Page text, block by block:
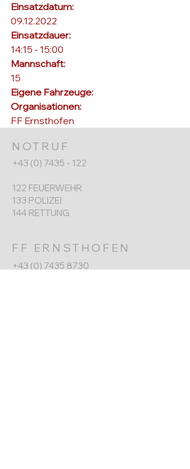
Einsatzdatum:
09.12.2022
Einsatzdauer:
14:15 - 15:00
Mannschaft:
15
Eigene Fahrzeuge:
Organisationen:
FF Ernsthofen
NOTRUF
+43 (0) 7435 - 122
122 FEUERWEHR
133 POLIZEI
144 RETTUNG
FF ERNSTHOFEN
+43 (0) 7435 8730